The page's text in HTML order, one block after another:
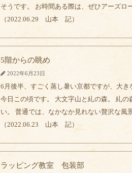
そうです。 お時間ある際は、ぜひアーズロ
（2022.06.29 山本 記）
5階からの眺め
2022年6月23日
6月後半、すごく蒸し暑い京都ですが、大
今日この頃です。 大文字山と糺の森。 糺
い。 普通では、なかなか見れない贅沢な風
（2022.06.23 山本 記）
ラッピング教室 包装部